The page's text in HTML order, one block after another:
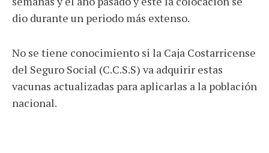
dio durante un periodo más extenso.
No se tiene conocimiento si la Caja Costarricense
del Seguro Social (C.C.S.S) va adquirir estas
vacunas actualizadas para aplicarlas a la población
nacional.